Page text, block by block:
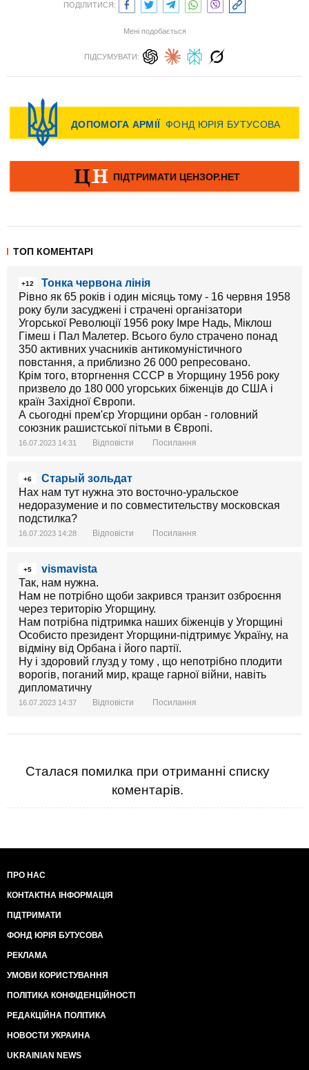
ПОДІЛИТИСЯ:
Мені подобається
ПІДСУМУВАТИ:
ТОП КОМЕНТАРІ
+12
Тонка червона лінія
Рівно як 65 років і один місяць тому - 16 червня 1958
року були засуджені і страчені організатори
Угорської Революції 1956 року Імре Надь, Міклош
Гімеш і Пал Малетер. Всього було страчено понад
350 активних учасників антикомуністичного
повстання, а приблизно 26 000 репресовано.
Крім того, вторгнення CCCР в Угорщину 1956 року
призвело до 180 000 угорських біженців до США і
країн Західної Європи.
А сьогодні прем'єр Угорщини орбан - головний
союзник рашистської пітьми в Європі.
16.07.2023 14:31 Відповісти Посилання
+6
Старый зольдат
Нах нам тут нужна это восточно-уральское
недоразумение и по совместительству московская
подстилка?
16.07.2023 14:28 Відповісти Посилання
+5
vismavista
Так, нам нужна.
Нам не потрібно щоби закрився транзит озброєння
через територію Угорщину.
Нам потрібна підтримка наших біженців у Угорщині
Особисто президент Угорщини-підтримує Україну, на
відміну від Орбана і його партії.
Ну і здоровий глузд у тому , що непотрібно плодити
ворогів, поганий мир, краще гарної війни, навіть
дипломатичну
16.07.2023 14:37 Відповісти Посилання
Сталася помилка при отриманні списку
коментарів.
ПРО НАС
КОНТАКТНА ІНФОРМАЦІЯ
ПІДТРИМАТИ
ФОНД ЮРІЯ БУТУСОВА
РЕКЛАМА
УМОВИ КОРИСТУВАННЯ
ПОЛІТИКА КОНФІДЕНЦІЙНОСТІ
РЕДАКЦІЙНА ПОЛІТИКА
НОВОСТИ УКРАИНА
UKRAINIAN NEWS